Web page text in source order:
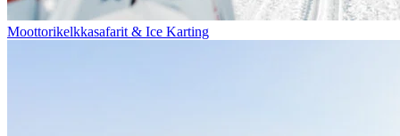
Moottorikelkkasafarit & Ice Karting